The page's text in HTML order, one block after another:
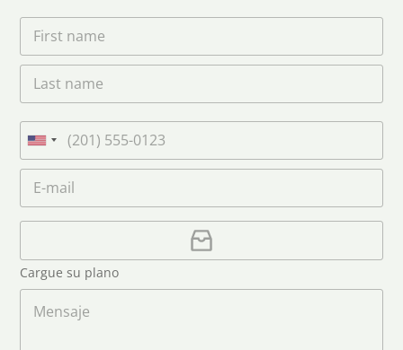
F
r
n
a
m
e
L
s
t
a
m
*
T
l
o
U
n
i
t
S
t
a
C
r
r
o
e
l
C
r
g
a
Cargue su plano
M